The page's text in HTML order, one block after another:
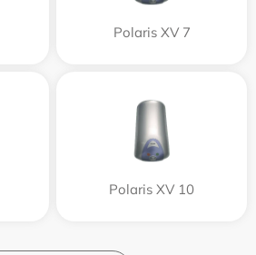
Polaris XV 7
Polaris XV 10